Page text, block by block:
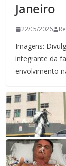
Janeiro
22/05/2026
Imagens:
integrante da
envolvimento